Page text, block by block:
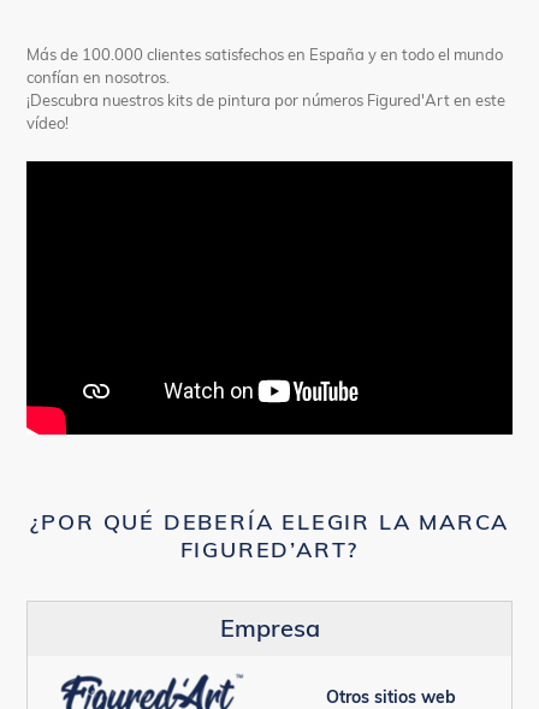
Más de 100.000 clientes satisfechos en España y en todo el mundo
confían en nosotros.
¡Descubra nuestros kits de pintura por números Figured'Art en este
vídeo!
¿POR QUÉ DEBERÍA ELEGIR LA MARCA
FIGURED’ART?
Empresa
Otros sitios web